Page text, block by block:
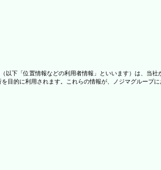
下「位置情報などの利用者情報」といいます）は、当社
的に利用されます。これらの情報が、ノジマグループ